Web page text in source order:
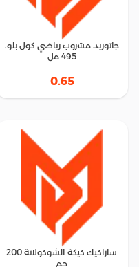
جاتوريد مشروب رياضي كول بلو،
495 مل
0.65
ساراكيك كيكة الشوكولاتة 200
جم